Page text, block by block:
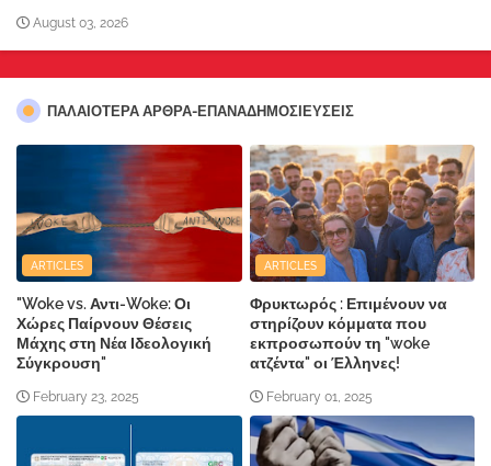
August 03, 2026
ΠΑΛΑΙΟΤΕΡΑ ΑΡΘΡΑ-ΕΠΑΝΑΔΗΜΟΣΙΕΥΣΕΙΣ
ARTICLES
"Woke vs. Αντι-Woke: Οι
Χώρες Παίρνουν Θέσεις
Μάχης στη Νέα Ιδεολογική
Σύγκρουση"
February 23, 2025
ARTICLES
Φρυκτωρός : Επιμένουν να
στηρίζουν κόμματα που
εκπροσωπούν τη "woke
ατζέντα" οι Έλληνες!
February 01, 2025